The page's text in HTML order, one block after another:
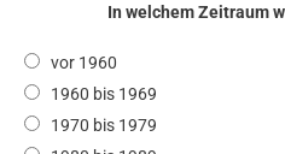
In welchem Zeitraum
vor 1960
1960 bis 1969
1970 bis 1979